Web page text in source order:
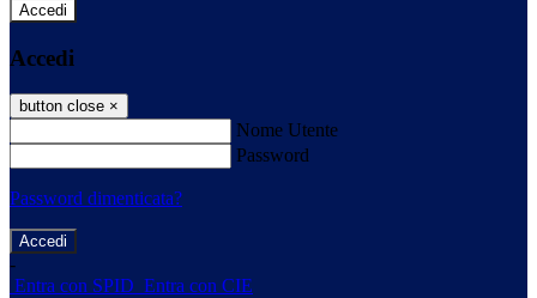
Accedi
Accedi
button close ×
Nome Utente
Password
Password dimenticata?
-
Entra con SPID Entra con CIE